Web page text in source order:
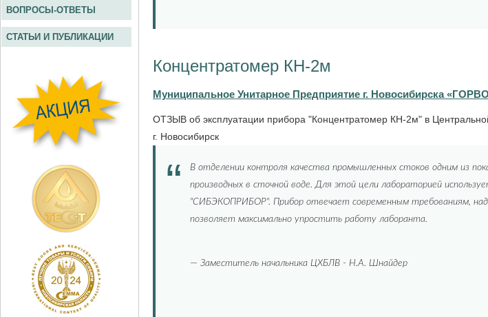
Концентратомер КН-2м
Муниципальное Унитарное Предприятие г. Новосибирска
ОТЗЫВ об эксплуатации прибора "Концентратомер КН-2м" в
г. Новосибирск
В отделении контроля качества промышленных стоков одним из
производных в сточной воде. Для этой цели лабораторией
"СИБЭКОПРИБОР". Прибор отвечает современным требованиям,
позволяет максимально упростить работу лаборанта.
— Заместитель начальника ЦХБЛВ - Н.А. Шнайдер